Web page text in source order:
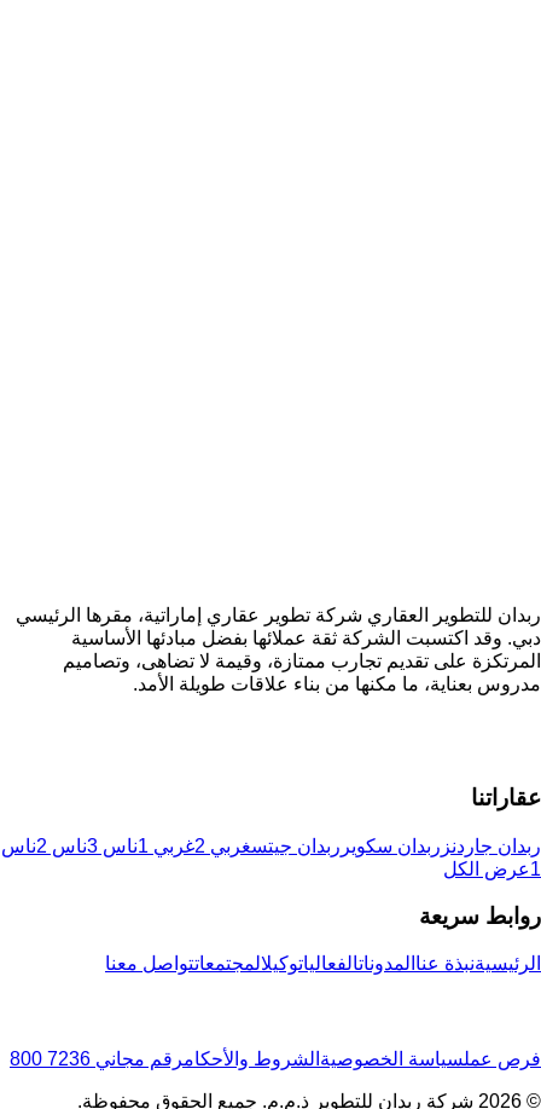
ربدان للتطوير العقاري شركة تطوير عقاري إماراتية، مقرها الرئيسي
دبي. وقد اكتسبت الشركة ثقة عملائها بفضل مبادئها الأساسية
المرتكزة على تقديم تجارب ممتازة، وقيمة لا تضاهى، وتصاميم
مدروس بعناية، ما مكنها من بناء علاقات طويلة الأمد.
عقاراتنا
ربدان جاردنز ربدان سكوير ربدان جيتسغربي 2 غربي 1 ناس 3 ناس 2
ناس
1عرض الكل
روابط سريعة
الرئيسيةنبذة عنا المدوناتالفعالياتوكيلالمجتمعاتتواصل معنا
فرص عملسياسة الخصوصية الشروط والأحكامرقم مجاني 7236 800
© 2026 شركة ربدان للتطوير ذ.م.م. جميع الحقوق محفوظة.